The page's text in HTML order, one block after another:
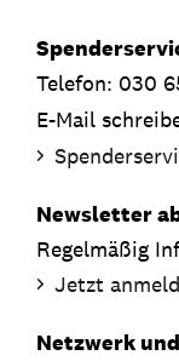
Telefon: 030
E-Mail
Newsletter
Regelmäßig
Jetzt
Netzwerk